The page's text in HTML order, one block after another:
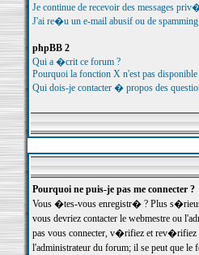
Je continue de recevoir des messages
J'ai re�u un e-mail abusif ou de
phpBB 2
Qui a �crit ce forum ?
Pourquoi la fonction X n'est pas disponible
Qui dois-je contacter � propos des
Pourquoi ne puis-je pas me connecter ?
Vous �tes-vous enregistr� ? Plus
vous devriez contacter le webmestre ou
pas vous connecter, v�rifiez et rev�rifiez
l'administrateur du forum; il se peut que